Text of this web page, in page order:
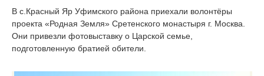
В с.Красный Яр Уфимского района приехали волонтёры
проекта «Родная Земля» Сретенского монастыря г. Москва.
Они привезли фотовыставку о Царской семье,
подготовленную братией обители.